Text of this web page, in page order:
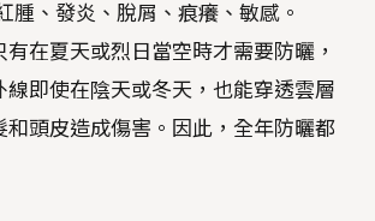
腫、發炎、脫屑、痕癢、敏感。
在夏天或烈日當空時才需要防曬，
線即使在陰天或冬天，也能穿透雲層
和頭皮造成傷害。因此，全年防曬都